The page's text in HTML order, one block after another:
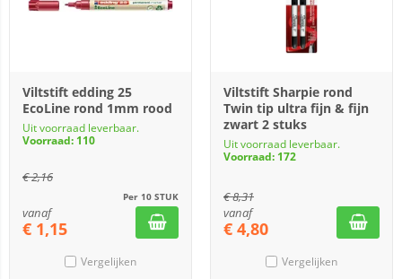
Viltstift edding 25
EcoLine rond 1mm rood
Uit voorraad leverbaar.
Voorraad: 110
€2,16
Per 10 STUK
vanaf
€ 1,15
Vergelijken
Viltstift Sharpie rond
Twin tip ultra fijn & fijn
zwart 2 stuks
Uit voorraad leverbaar.
Voorraad: 172
€8,31
vanaf
€ 4,80
Vergelijken